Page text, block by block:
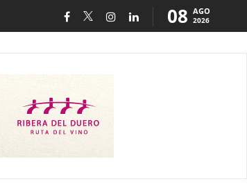
08 AGO
2026